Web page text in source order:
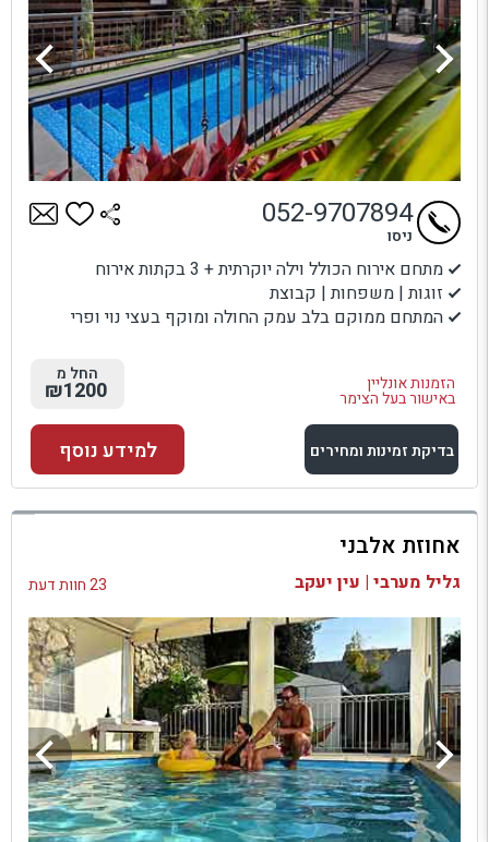
מתחם אירוח הכולל וילה יוקרתית + 3 בקתות אירוח
זוגות | משפחות | קבוצת
המתחם ממוקם בלב עמק החולה ומוקף בעצי נוי ופרי
הזמנות אונליין
באישור בעל הצימר
052-9707894
ניסו
החל מ
₪1200
בדיקת זמינות ומחירים
למתחם זה
בדיקת זמינות ומחירים
למידע נוסף
אחוזת אלבני
גליל מערבי | עין יעקב 23 חוות דעת